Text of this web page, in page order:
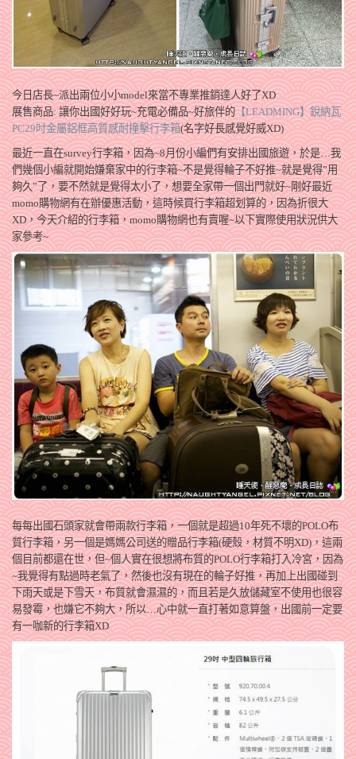
今日店長~派出兩位小小model來當不專業推銷達人好了XD
展售商品: 讓你出國好好玩~充電必備品~好旅伴的【LEADMING】銳納瓦
PC29吋金屬鋁框高質感耐撞擊行李箱(名字好長感覺好威XD)
最近一直在survey行李箱，因為~8月份小編們有安排出國旅遊，於是…我
們幾個小編就開始嫌棄家中的行李箱~不是覺得輪子不好推~就是覺得”用
夠久”了，要不然就是覺得太小了，想要全家帶一個出門就好~剛好最近
momo購物網有在辦優惠活動，這時候買行李箱超划算的，因為折很大
XD，今天介紹的行李箱，momo購物網也有賣喔~以下實際使用狀況供大
家參考~
每每出國石頭家就會帶兩款行李箱，一個就是超過10年死不壞的POLO布
質行李箱，另一個是媽媽公司送的贈品行李箱(硬殼，材質不明XD)，這兩
個目前都還在世，但~個人實在很想將布質的POLO行李箱打入冷宮，因為
~我覺得有點過時老氣了，然後也沒有現在的輪子好推，再加上出國碰到
下雨天或是下雪天，布質就會濕濕的，而且若是久放儲藏室不使用也很容
易發霉，也嫌它不夠大，所以…心中就一直打著如意算盤，出國前一定要
有一咖新的行李箱XD